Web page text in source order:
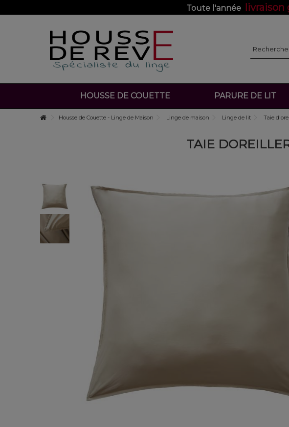
Toute l'année
HOUSSE DE COUETTE PARURE DE LIT
Housse de Couette - Linge de Maison Linge de maison Linge de lit Taie
TAIE